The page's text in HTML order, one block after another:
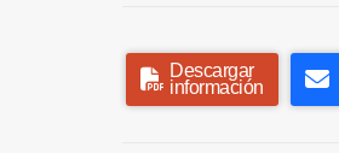
Descargar
información